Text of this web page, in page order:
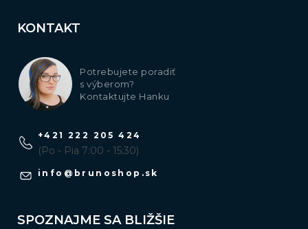
KONTAKT
Potrebujete poradiť
s výberom?
Kontaktujte Hanku
info @ brunoshop.sk
+421 222 205 424
(Po - Pia 7:00 - 15:30)
SPOZNAJME SA BLIŽŠIE